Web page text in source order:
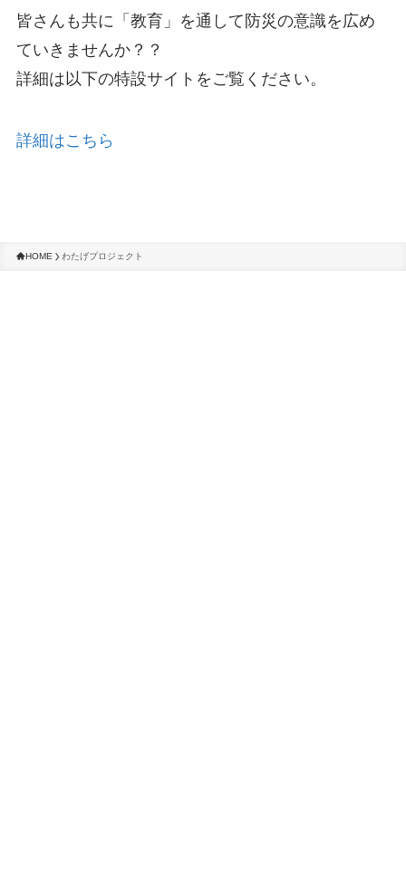
皆さんも共に「教育」を通して防災の意識を広め
ていきませんか？？
詳細は以下の特設サイトをご覧ください。
詳細はこちら
HOME わたげプロジェクト